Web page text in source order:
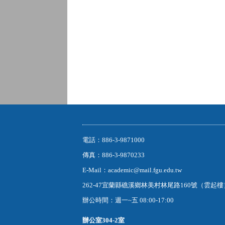
電話：886-3-9871000
傳真：886-3-9870233
E-Mail：academic@mail.fgu.edu.tw
262-47宜蘭縣礁溪鄉林美村林尾路160號（雲起
辦公時間：週一~五 08:00-17:00
辦公室304-2室